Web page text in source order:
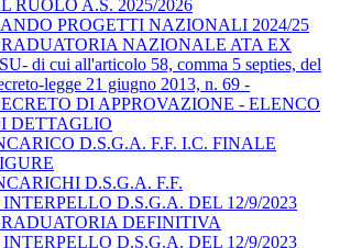
RUOLO A.S. 2025/2026
PROGETTI NAZIONALI 2024/25
NAZIONALE ATA EX
di cui all'articolo 58, comma 5 septies, del
legge 21 giugno 2013, n. 69 -
DI APPROVAZIONE - ELENCO
DETTAGLIO
D.S.G.A. F.F. I.C. FINALE
D.S.G.A. F.F.
D.S.G.A. DEL 12/9/2023
DEFINITIVA
D.S.G.A. DEL 12/9/2023